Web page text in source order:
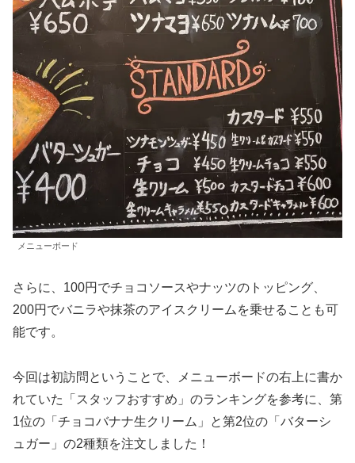
メニューボード
さらに、100円でチョコソースやナッツのトッピング、
200円でバニラや抹茶のアイスクリームを乗せることも可
能です。
今回は初訪問ということで、メニューボードの右上に書か
れていた「スタッフおすすめ」のランキングを参考に、第
1位の「チョコバナナ生クリーム」と第2位の「バターシ
ュガー」の2種類を注文しました！